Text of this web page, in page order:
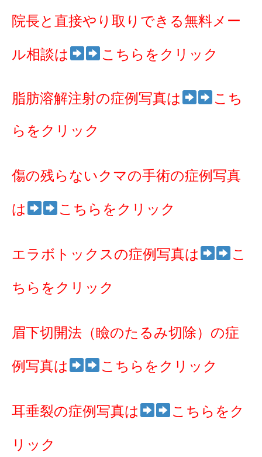
院長と直接やり取りできる無料メー
ル相談は こちらをクリック
脂肪溶解注射の症例写真は こち
らをクリック
傷の残らないクマの手術の症例写真
は こちらをクリック
エラボトックスの症例写真は こ
ちらをクリック
眉下切開法（瞼のたるみ切除）の症
例写真は こちらをクリック
耳垂裂の症例写真は こちらをク
リック